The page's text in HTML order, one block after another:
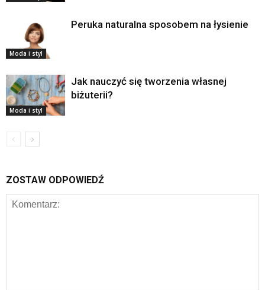
Moda i styl
Peruka naturalna sposobem na łysienie
Moda i styl
Jak nauczyć się tworzenia własnej
biżuterii?
ZOSTAW ODPOWIEDŹ